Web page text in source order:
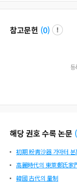
참고문헌 (0)
해당 권호 수록 논문 (
初期 粉靑沙器 가마터
高麗時代의 東萊鄭氏家
韓國 古代의 量制